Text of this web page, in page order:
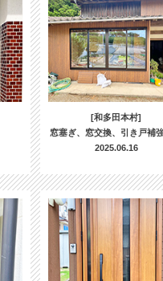
[和多田本村]
窓塞ぎ、窓交換、引き戸補
2025.06.16